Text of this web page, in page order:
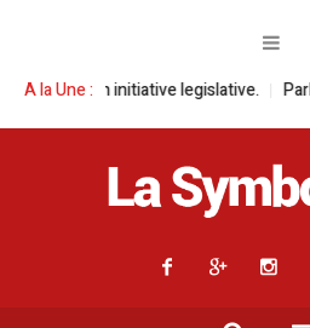
A la Une :legislative. Parlement